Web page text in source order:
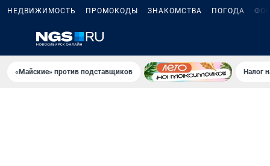
НЕДВИЖИМОСТЬ ПРОМОКОДЫ ЗНАКОМСТВА ПОГОДА
«Майские» против подставщиков Налог